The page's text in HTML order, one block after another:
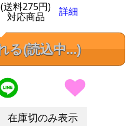
(送料275円)
対応商品 詳細
る(読込中...)
在庫切のみ表示